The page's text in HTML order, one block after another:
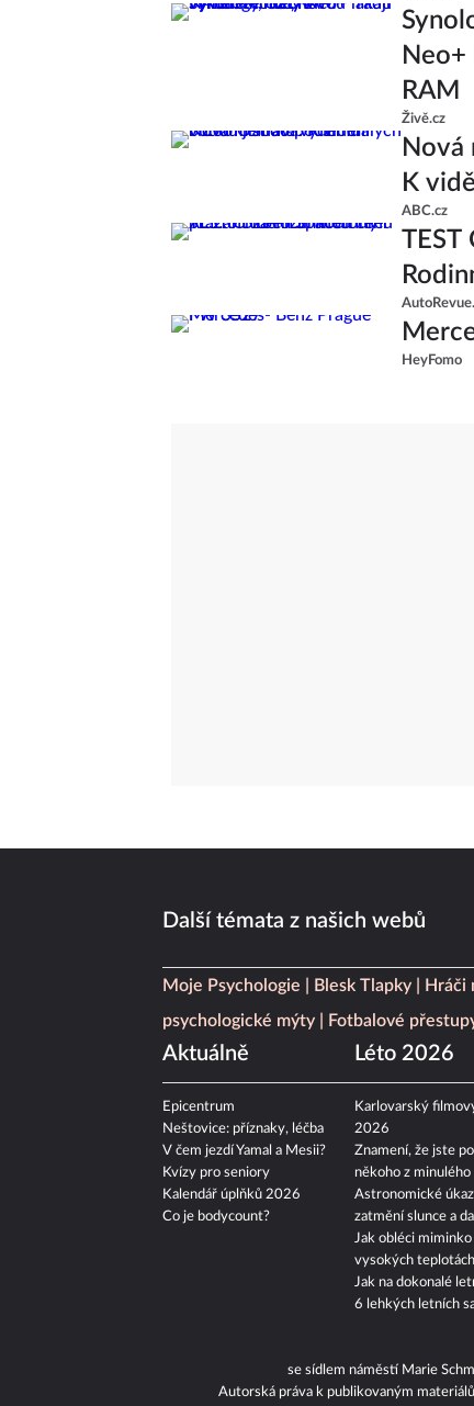
RAM
Živě.cz
Nová
K
ABC.cz
TEST
HeyFomo
Další témata z našich webů
Moje Psychologie Blesk Tlapky Hráči
psychologické mýty
Fotbalové
Aktuálně
Epicentrum
Neštovice: příznaky, léčba
V čem jezdí Yamal a Mesii?
Kvízy pro seniory
Kalendář úplňků 2026
Co je bodycount?
Léto 2026
Karlovarský
2026
Znamení, že jste
někoho z minulého
Astronomické
zatmění slunce a
Jak obléci
vysokých
Jak na dokonalé
6 lehkých letních
se sídlem náměstí Marie
Autorská práva k publikovaným